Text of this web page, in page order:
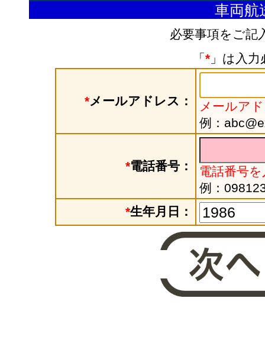
車両航
必要事項をご記
「 *」は入力
*メールアドレス：
メールア
例：
*電話番号：
電話番号
例：
*生年月日：